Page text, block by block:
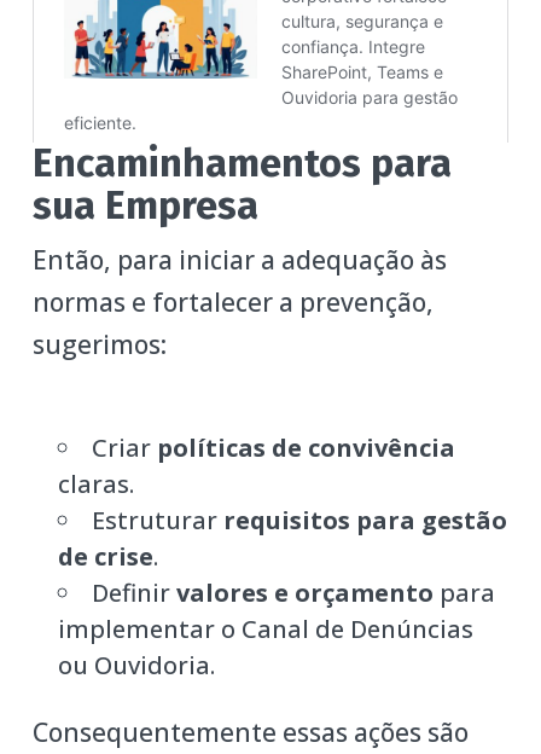
Encaminhamentos para
sua Empresa
Então, para iniciar a adequação às
normas e fortalecer a prevenção,
sugerimos:
Criar políticas de convivência
claras.
Estruturar requisitos para gestão
de crise.
Definirvalores e orçamento para
implementar o Canal de Denúncias
ou Ouvidoria.
Consequentemente essas ações são